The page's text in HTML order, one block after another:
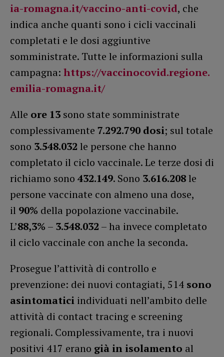
ia-romagna.it/vaccino-anti-covid, che
indica anche quanti sono i cicli vaccinali
completati e le dosi aggiuntive
somministrate. Tutte le informazioni sulla
campagna: https://vaccinocovid.regione.
emilia-romagna.it/
Alle ore 13 sono state somministrate
complessivamente 7.292.790 dosi; sul totale
sono 3.548.032 le persone che hanno
completato il ciclo vaccinale. Le terze dosi di
richiamo sono 432.149. Sono 3.616.208le
persone vaccinate con almeno una dose,
il 90% della popolazione vaccinabile.
L’88,3% – 3.548.032 – ha invece completato
il ciclo vaccinale con anche la seconda.
Prosegue l’attività di controllo e
prevenzione: dei nuovi contagiati, 514 sono
asintomatici individuati nell’ambito delle
attività di contact tracing e screening
regionali. Complessivamente, tra i nuovi
positivi 417 erano già in isolamento al